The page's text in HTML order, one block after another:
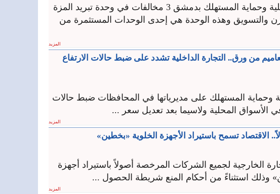
ضبطت مديرية التجارة الداخلية وحماية المستهلك بدمشق 3 مخالفات في وحدة تبريد المزة
والتسويق وهذه الوحدة هي إحدى الوحدات المستثمرة من
المزيد
من ورق.. التجارة الداخلية تشدد على ضبط حالات الارتفاع
وحماية المستهلك على مديرياتها في المحافظات ضبط حالات
في الأسواق المحلية ولاسيما بعد تعديل سعر ...
المزيد
تسمح باستيراد الأجهزة الخلوية «بخطين»
الخارجية لجميع الشركات المرخصة أصولاً باستيراد أجهزة
وذلك استثناءً من أحكام المنع شريطة الحصول ...
المزيد